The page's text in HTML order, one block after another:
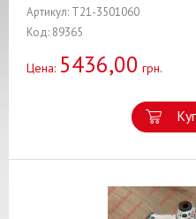
Артикул: T21-3501060
Код: 89365
Цена: 5436,00 грн.